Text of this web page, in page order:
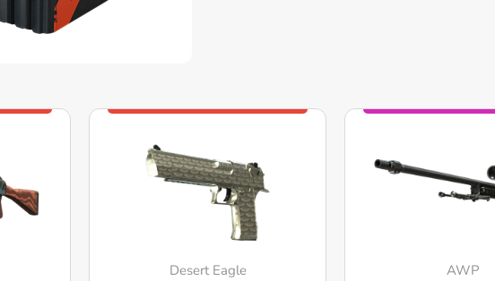
Desert Eagle AWP